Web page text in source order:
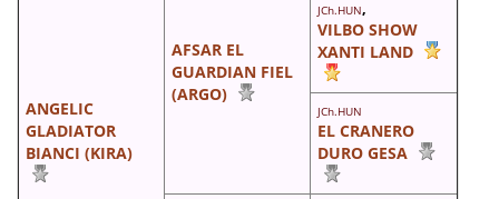
ANGELIC
GLADIATOR
BIANCI (KIRA)
AFSAR EL
GUARDIAN FIEL
(ARGO)
JCh.HUN,
VILBO SHOW
XANTI LAND
JCh.HUN
EL CRANERO
DURO GESA